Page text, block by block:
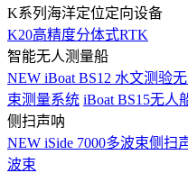
K系列海洋定位定向设备
K20高精度分体式RTK
智能无人测量船
NEW iBoat BS12 水文测验
束测量系统 iBoat BS15无人
侧扫声呐
NEW iSide 7000多波束侧扫
波束